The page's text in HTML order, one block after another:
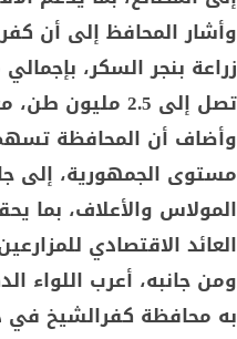
وأشار المحافظ إلى أن
تصل إلى 2.5
مستوى الجمهورية، إلى
المولاس والأعلاف، بما
العائد الاقتصادي
ومن جانبه، أعرب اللواء
به محافظة كفرالشيخ في